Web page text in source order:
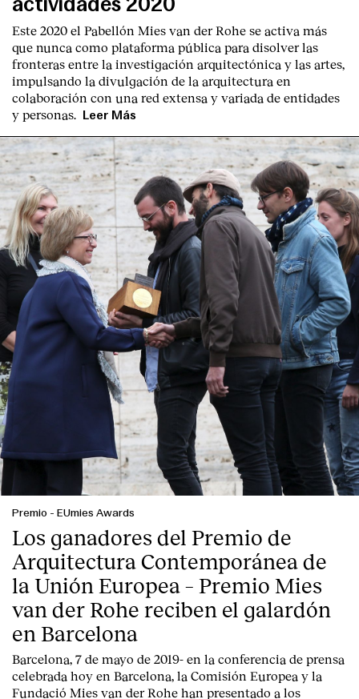
Index
actividades 2020
Este 2020 el Pabellón Mies van der Rohe se activa más
que nunca como plataforma pública para disolver las
fronteras entre la investigación arquitectónica y las artes,
impulsando la divulgación de la arquitectura en
colaboración con una red extensa y variada de entidades
y personas.
Leer Más
Premio - EUmies Awards
Los ganadores del Premio de
Arquitectura Contemporánea de
la Unión Europea – Premio Mies
van der Rohe reciben el galardón
en Barcelona
Barcelona, 7 de mayo de 2019- en la conferencia de prensa
celebrada hoy en Barcelona, la Comisión Europea y la
Fundació Mies van der Rohe han presentado a los